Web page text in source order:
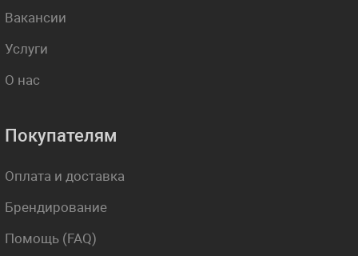
Вакансии
Услуги
О нас
Покупателям
Оплата и доставка
Брендирование
Помощь (FAQ)